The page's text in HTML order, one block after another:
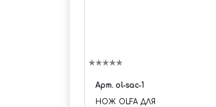
Арт. ol-sac-1
НОЖ OLFA ДЛЯ